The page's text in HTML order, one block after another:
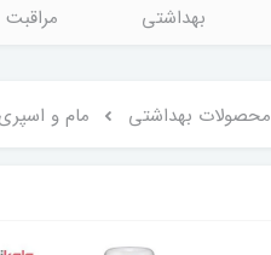
بهداشتي
محصولات بهداشتي مام و